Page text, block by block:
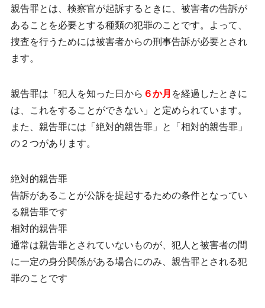
親告罪とは、検察官が起訴するときに、被害者の告訴が
あることを必要とする種類の犯罪のことです。よって、
捜査を行うためには被害者からの刑事告訴が必要とされ
ます。
親告罪は「犯人を知った日から ６か月 を経過したときに
は、これをすることができない」と定められています。
また、親告罪には「絶対的親告罪」と「相対的親告罪」
の２つがあります。
絶対的親告罪
告訴があることが公訴を提起するための条件となってい
る親告罪です
相対的親告罪
通常は親告罪とされていないものが、犯人と被害者の間
に一定の身分関係がある場合にのみ、親告罪とされる犯
罪のことです